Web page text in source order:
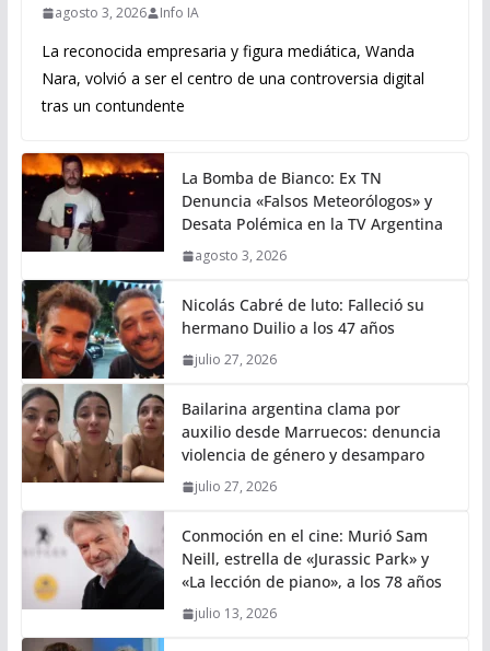
agosto 3, 2026 Info IA
La reconocida empresaria y figura mediática, Wanda
Nara, volvió a ser el centro de una controversia digital
tras un contundente
La Bomba de Bianco: Ex TN
Denuncia «Falsos Meteorólogos» y
Desata Polémica en la TV Argentina
agosto 3, 2026
Nicolás Cabré de luto: Falleció su
hermano Duilio a los 47 años
julio 27, 2026
Bailarina argentina clama por
auxilio desde Marruecos: denuncia
violencia de género y desamparo
julio 27, 2026
Conmoción en el cine: Murió Sam
Neill, estrella de «Jurassic Park» y
«La lección de piano», a los 78 años
julio 13, 2026